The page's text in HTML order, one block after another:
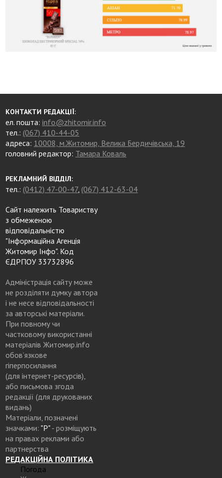
КОНТАКТИ РЕДАКЦІЇ:
ел. пошта:info@zhitomir.info
тел.: (067) 410-44-05
адреса: 10008, м.Житомир, Велика Бердичівська, 19
головний редактор: Тамара Коваль
РЕКЛАМНИЙ ВІДДІЛ:
тел.: (0412) 47-00-47, (067) 412-63-04
Сайт належить Товариству
з обмеженою
відповідальністю
"Інформаційна Агенція
Житомир Інфо". Код
ЄДРПОУ 33732896
Адміністрація сайту може
не розділяти думку автора
і не несе відповідальності
за авторські матеріали.
При повному чи
частковому використанні
матеріалів Житомир.info
обов’язкове
гіперпосилання
(для інтернет-ресурсів),
або письмова згода
редакції (для друкованих
видань)
Матеріали, позначені
значками: "Р"- розміщують
на правах реклами або
партнерства
РЕДАКЦІЙНА ПОЛІТИКА
Погода